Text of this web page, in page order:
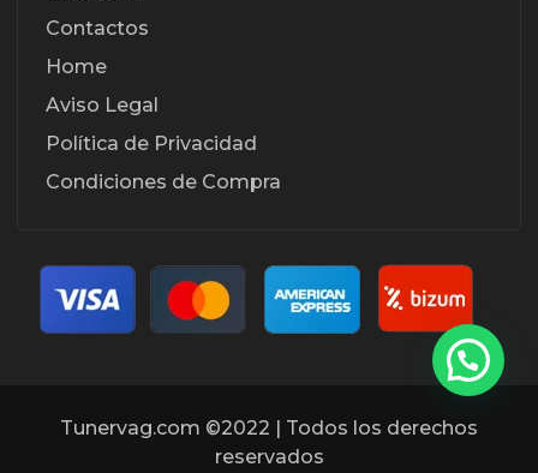
Contactos
Home
Aviso Legal
Política de Privacidad
Condiciones de Compra
Tunervag.com ©2022 | Todos los derechos
reservados